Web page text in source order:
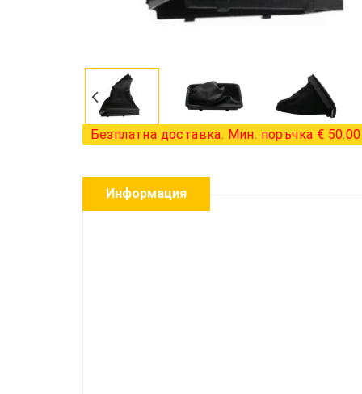
Безплатна доставка. Мин. поръчка €
Информация